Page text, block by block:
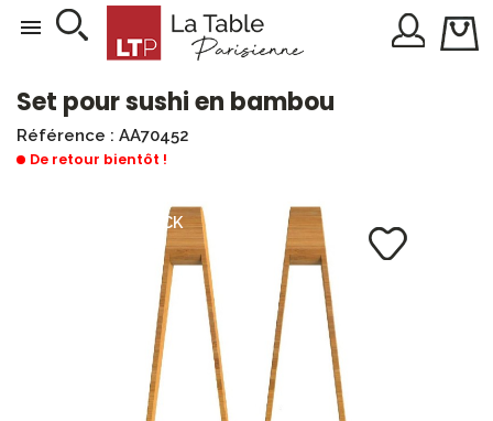

Set pour sushi en bambou
Référence : AA70452
De retour bientôt !
RUPTURE DE STOCK